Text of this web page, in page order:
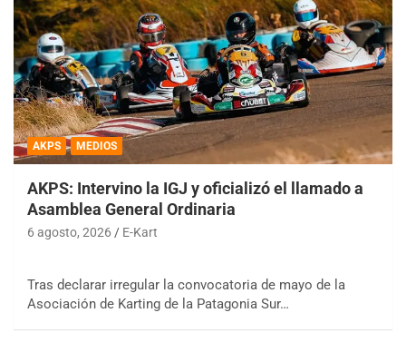
AKPS MEDIOS
AKPS: Intervino la IGJ y oficializó el llamado a
Asamblea General Ordinaria
6 agosto, 2026 E-Kart
Tras declarar irregular la convocatoria de mayo de la
Asociación de Karting de la Patagonia Sur…